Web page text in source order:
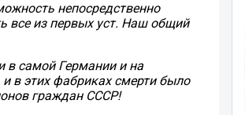
непосредственно
все из первых уст. Наш общий
в самой Германии и на
в этих фабриках смерти было
граждан СССР!